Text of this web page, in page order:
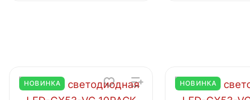
НОВИНКА НОВИНКА